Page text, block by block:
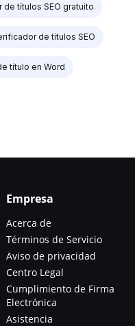
de títulos SEO gratuito
de títulos SEO
título en Word
Empresa
Acerca de
Términos de Servicio
Aviso de privacidad
Centro Legal
Cumplimiento de Firma
Electrónica
Asistencia